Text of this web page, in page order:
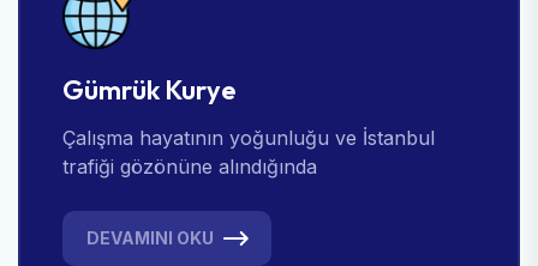
Gümrük Kurye
Çalışma hayatının yoğunluğu ve İstanbul
trafiği gözönüne alındığında
DEVAMINI OKU